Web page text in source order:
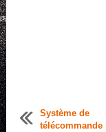
Système de
télécommande